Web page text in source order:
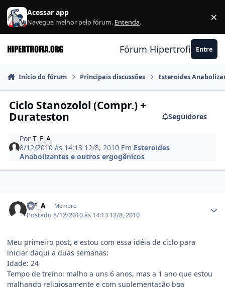
Ir para conteúdo
Acessar app
Navegue melhor pelo fórum. Entenda. ×
Fórum Hipertrofia.org
Entre
Início do fórum Principais discussões Esteroides
Ciclo Stanozolol (Compr.) +
Durateston
Seguidores
PorT_F_A
8/12/2010 às 14:13 12/8, 2010 Em Esteroides
Anabolizantes e outros ergogênicos
T_F_A Membro
Postado8/12/2010 às 14:13 12/8, 2010
Meu primeiro post, e estou com essa idéia de ciclo para
iniciar daqui a duas semanas:
Idade: 24
Tempo de treino: malho a uns 6 anos, mas a 1 ano que estou
malhando religiosamente e com suplementação boa